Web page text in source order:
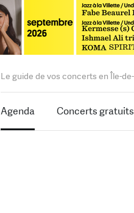
Le guide de vos concerts en Île-
Agenda Concerts gratuits